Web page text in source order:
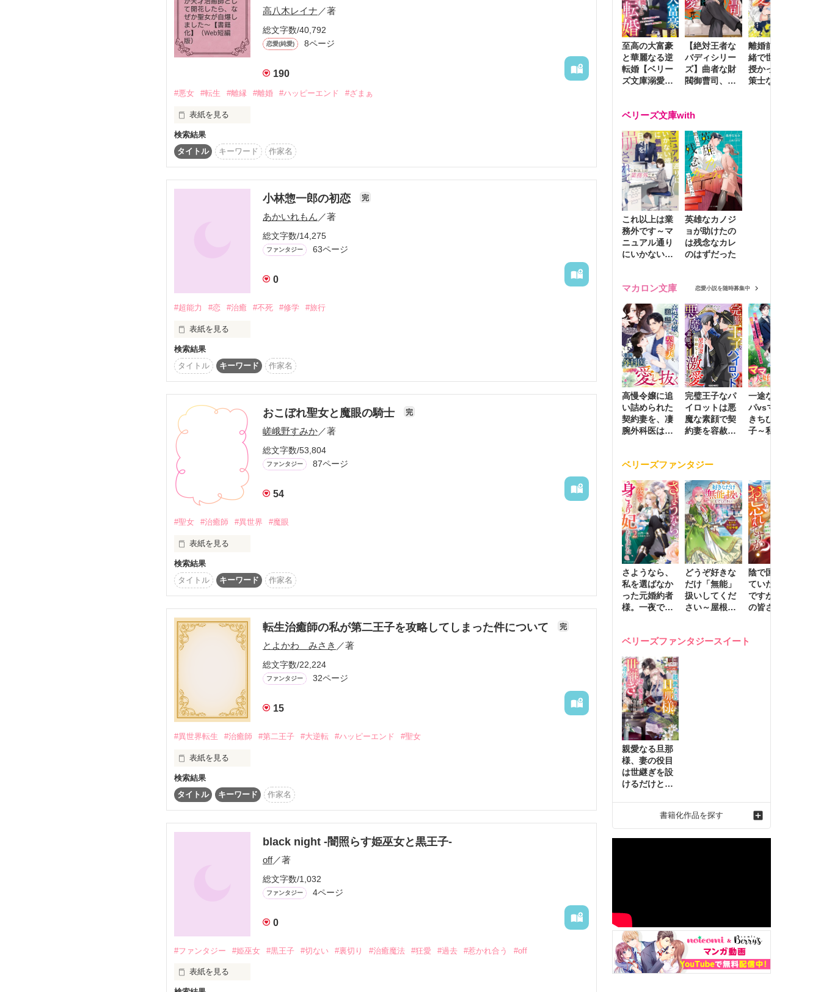
徹底的に排除するため
あらゆる手を尽くすと決めた
そして毒物チェックと称し
ラティシアは食後に深いキスを要求される
「ラティも同意してくれたし、これも業務命令だよ？」
「ひえっ……待っ……んんっ！」
そうして甘い時間を重ね
着々と準備を進めるフィルレス
覚悟を決めたラティシアは
苦しい状況にも負けない
「僕がラティを手離すわけがないでしょう？」
ラティシアの強い覚悟で
腹黒王太子×専属治癒士
『婚約破棄された王太子を慰めたら、
業務命令のふりした溺愛が始まりました』
の続編です！
高八木レイナ ／著
総文字数/40,792
恋愛(純愛) 8ページ
190
#悪女 #転生 #離縁 #離婚 #ハッピーエンド #ざまぁ
表紙を見る
国王ラルフの弱みをにぎり、彼を欲しがる悪女の王妃アシェリー。
前世の記憶を取り戻した彼女は、今まで夫のラルフを苦しめたことを懺悔し、彼を解放するために離婚
してあげることにした。
その頃、小説の中でラルフと恋仲になって悪妃アシェリーを処刑する聖女が現れたが、アシェリーを陥
れようとしても上手くいかないようで……？
検索結果
タイトル
キーワード 作家名
小林惣一郎の初恋 完
あかいれもん ／著
総文字数/14,275
ファンタジー 63ページ
0
#超能力 #恋 #治癒 #不死 #修学 #旅行
表紙を見る
高い治癒力を持つ惣一郎…しかし、それは治癒力ではなく不死の力だった。
だか彼がそれを知るのはずっと、ずっと先の未来…
彼女に想いが通じ、ついに心が結ばれる・・・
そして・・・・
前作：小林くんの家庭の悩み
http://no-ichigo.jp/read/book/book_id/601374
検索結果
タイトル
キーワード 作家名
おこぼれ聖女と魔眼の騎士 完
嵯峨野すみか／著
総文字数/53,804
ファンタジー 87ページ
54
#聖女 #治癒師 #異世界 #魔眼
表紙を見る
ここマントール王国には、時に不思議な力を持つ女性が現れる。
おとぎ話のような力を持つ女性のことを、人は『聖女』と呼んだ。
検索結果
タイトル
キーワード 作家名
転生治癒師の私が第二王子を攻略してしまった件について 完
とよかわ みさき ／著
総文字数/22,224
ファンタジー 32ページ
15
#異世界転生 #治癒師 #第二王子 #大逆転 #ハッピーエンド #聖女
表紙を見る
魔王軍を倒そうとする第二王子アルバート・リンデンバウム
×
貧乏な村の出身で軍で活躍する治癒師エミリー
治癒魔法の能力を見出されたエミリー。
第二王子アルバートの暗殺未遂で牢に囚われてしまう。
そんなエミリーが冤罪を晴らす話。
検索結果
タイトル
キーワード 作家名
black night -闇照らす姫巫女と黒王子-
off／著
総文字数/1,032
ファンタジー 4ページ
0
#ファンタジー #姫巫女 #黒王子 #切ない #裏切り #治癒魔法 #狂愛 #過去 #惹かれ合う #off
表紙を見る
至高の大富豪
と華麗なる逆
転婚【ベリー
ズ文庫溺愛ア
【絶対王者な
バディシリー
ズ】曲者な財
閥御曹司、笑
激烈愛で貫く
離婚前夜に内
緒で世継ぎを
授かったら～
策士な御曹司
ベリーズ文庫with
これ以上は業
務外です～マ
ニュアル通り
にいかない彼
英雄なカノジ
ョが助けたの
は残念なカレ
のはずだった
マカロン文庫 恋愛小説を随時募集中
高慢令嬢に追
い詰められた
契約妻を、凄
腕外科医はこ
完璧王子なパ
イロットは悪
魔な素顔で契
約妻を容赦な
一途な社長パ
パvsママ大好
きちびっこ息
子～私を捨て
ベリーズファンタジー
さようなら、
私を選ばなか
った元婚約者
様。一夜で大
ました２
どうぞ好きな
だけ「無能」
扱いしてくだ
さい～屋根裏
動かす万能令
陰で国を支え
ていたのは私
ですが、王家
の皆さんお忘
れ才女の辺境
ベリーズファンタジースイート
親愛なる旦那
様、妻の役目
は世継ぎを設
けるだけと聞
れ才女の幸せ
な結婚～2
書籍化作品を探す